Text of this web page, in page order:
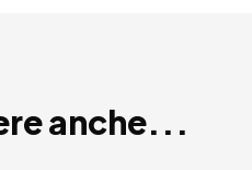
anche...